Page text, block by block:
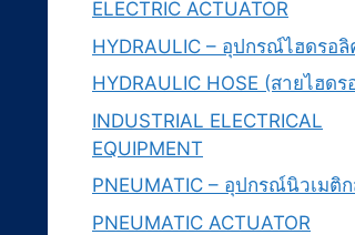
ELECTRIC ACTUATOR
HYDRAULIC – อุปกรณ์ไฮดรอลิ
HYDRAULIC HOSE (สายไฮดร
INDUSTRIAL ELECTRICAL
EQUIPMENT
PNEUMATIC – อุปกรณ์นิวเมติ
PNEUMATIC ACTUATOR